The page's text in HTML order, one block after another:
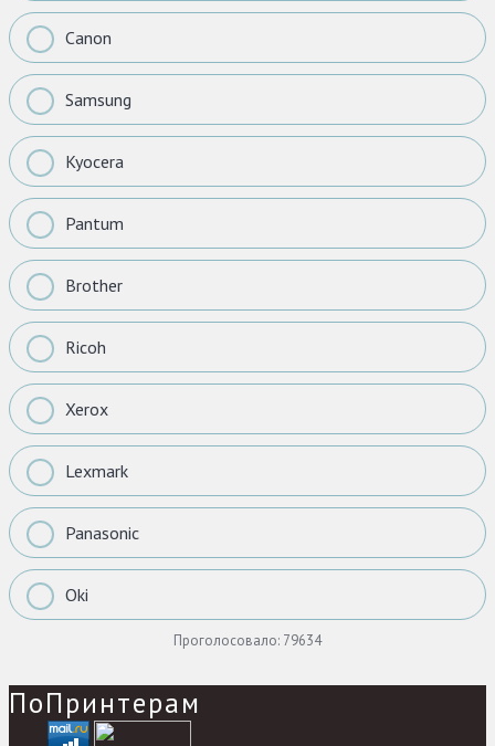
Canon
Samsung
Kyocera
Pantum
Brother
Ricoh
Xerox
Lexmark
Panasonic
Oki
Проголосовало: 79634
ПоПринтерам